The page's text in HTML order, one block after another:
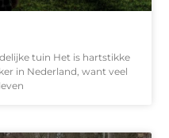
tuin Het is hartstikke
in Nederland, want veel